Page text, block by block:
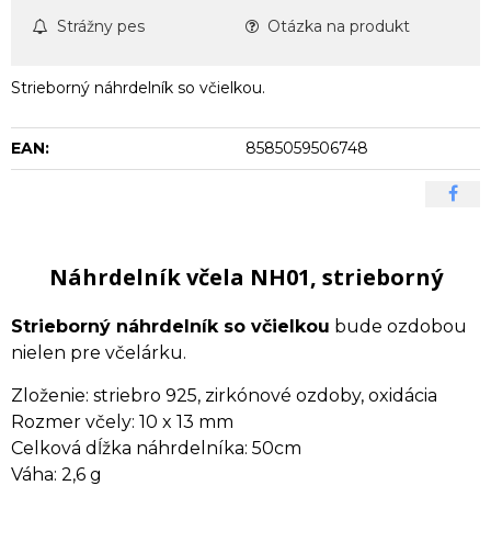
Strážny pes Otázka na produkt
Strieborný náhrdelník so včielkou.
EAN: 8585059506748
Náhrdelník včela NH01, strieborný
Strieborný náhrdelník so včielkou bude ozdobou
nielen pre včelárku.
Zloženie: striebro 925, zirkónové ozdoby, oxidácia
Rozmer včely: 10 x 13 mm
Celková dĺžka náhrdelníka: 50cm
Váha: 2,6 g